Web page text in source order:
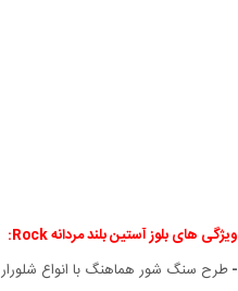
ویژگی های بلوز آستین بلند مردانه Rock:
-طرح سنگ شور هماهنگ با انواع شلورار